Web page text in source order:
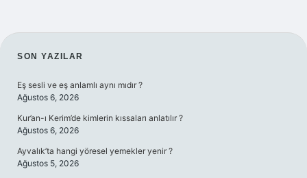
SIDEBAR
SON YAZILAR
Eş sesli ve eş anlamlı aynı mıdır ?
Ağustos 6, 2026
Kur’an-ı Kerim’de kimlerin kıssaları anlatılır ?
Ağustos 6, 2026
Ayvalık’ta hangi yöresel yemekler yenir ?
Ağustos 5, 2026